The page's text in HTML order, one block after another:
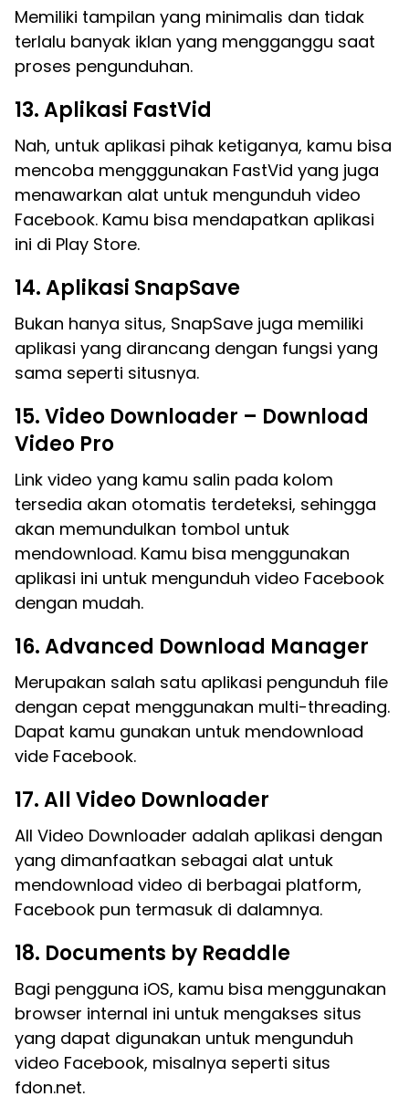
Memiliki tampilan yang minimalis dan tidak
terlalu banyak iklan yang mengganggu saat
proses pengunduhan.
13. Aplikasi FastVid
Nah, untuk aplikasi pihak ketiganya, kamu bisa
mencoba mengggunakan FastVid yang juga
menawarkan alat untuk mengunduh video
Facebook. Kamu bisa mendapatkan aplikasi
ini di Play Store.
14. Aplikasi SnapSave
Bukan hanya situs, SnapSave juga memiliki
aplikasi yang dirancang dengan fungsi yang
sama seperti situsnya.
15. Video Downloader – Download
Video Pro
Link video yang kamu salin pada kolom
tersedia akan otomatis terdeteksi, sehingga
akan memundulkan tombol untuk
mendownload. Kamu bisa menggunakan
aplikasi ini untuk mengunduh video Facebook
dengan mudah.
16. Advanced Download Manager
Merupakan salah satu aplikasi pengunduh file
dengan cepat menggunakan multi-threading.
Dapat kamu gunakan untuk mendownload
vide Facebook.
17. All Video Downloader
All Video Downloader adalah aplikasi dengan
yang dimanfaatkan sebagai alat untuk
mendownload video di berbagai platform,
Facebook pun termasuk di dalamnya.
18. Documents by Readdle
Bagi pengguna iOS, kamu bisa menggunakan
browser internal ini untuk mengakses situs
yang dapat digunakan untuk mengunduh
video Facebook, misalnya seperti situs
fdon.net.